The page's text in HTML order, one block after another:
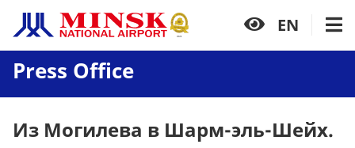
EN
Press Office
Из Могилева в Шарм-эль-Шейх.